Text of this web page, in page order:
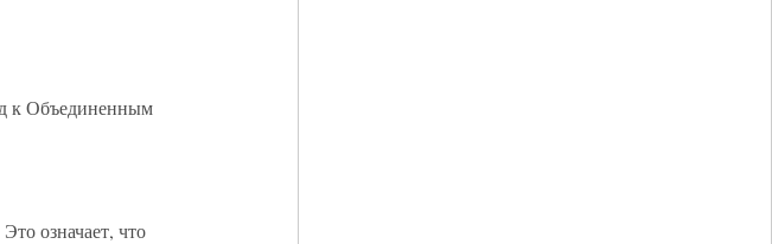
к Объединенным
означает, что